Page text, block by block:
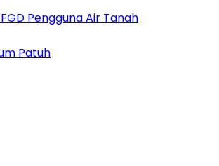
Pengguna Air Tanah
Patuh